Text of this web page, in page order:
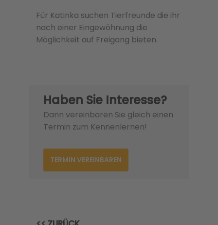
Für Katinka suchen Tierfreunde die ihr
nach einer Eingewöhnung die
Möglichkeit auf Freigang bieten.
Haben Sie Interesse?
Dann vereinbaren Sie gleich einen
Termin zum Kennenlernen!
TERMIN VEREINBAREN